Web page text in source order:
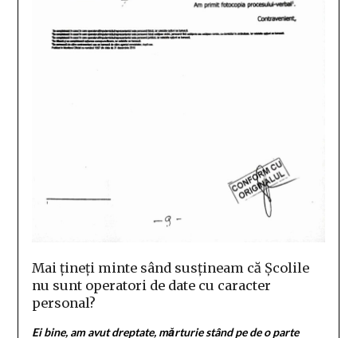
Mai țineți minte sând susțineam că Școlile
nu sunt operatori de date cu caracter
personal?
Ei bine, am avut dreptate, mărturie stând pe de o parte